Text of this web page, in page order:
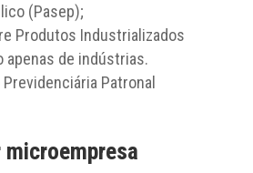
(Pasep);
Produtos Industrializados
apenas de indústrias.
Patronal
microempresa